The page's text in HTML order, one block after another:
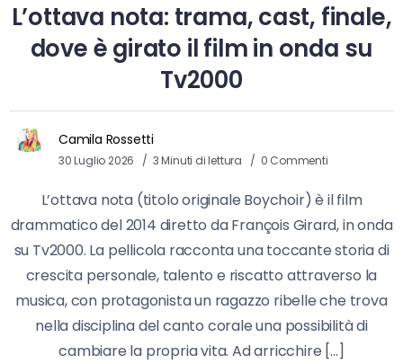
L’ottava nota: trama, cast, finale,
dove è girato il film in onda su
Tv2000
Camila Rossetti
30 Luglio 2026 3 Minuti di lettura 0 Commenti
L’ottava nota (titolo originale Boychoir) è il film
drammatico del 2014 diretto da François Girard, in onda
su Tv2000. La pellicola racconta una toccante storia di
crescita personale, talento e riscatto attraverso la
musica, con protagonista un ragazzo ribelle che trova
nella disciplina del canto corale una possibilità di
cambiare la propria vita. Ad arricchire […]